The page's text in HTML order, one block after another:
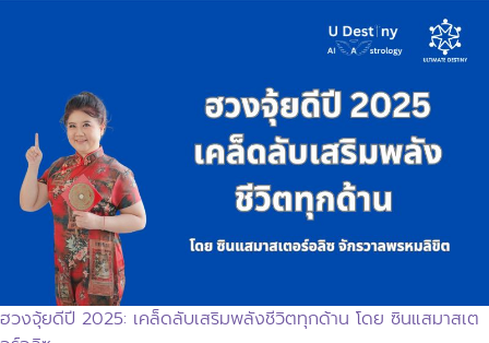
ฮวงจุ้ยดีปี 2025: เคล็ดลับเสริมพลังชีวิตทุกด้าน โดย ซินแสมาสเต